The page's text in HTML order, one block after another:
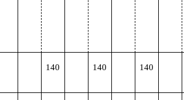
140 140 140